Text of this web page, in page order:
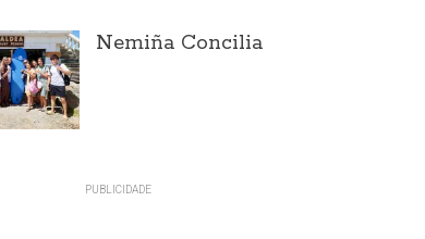
Nemiña Concilia